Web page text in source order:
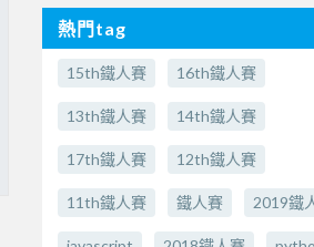
熱門tag
15th鐵人賽 16th鐵人賽
13th鐵人賽 14th鐵人賽
17th鐵人賽 12th鐵人賽
11th鐵人賽 鐵人賽 2019鐵